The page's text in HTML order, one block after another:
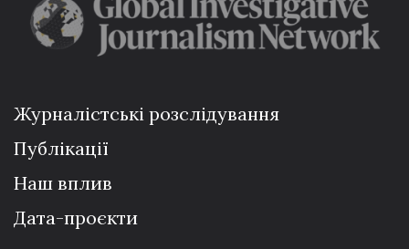
Журналістські розслідування
Публікації
Наш вплив
Дата-проєкти